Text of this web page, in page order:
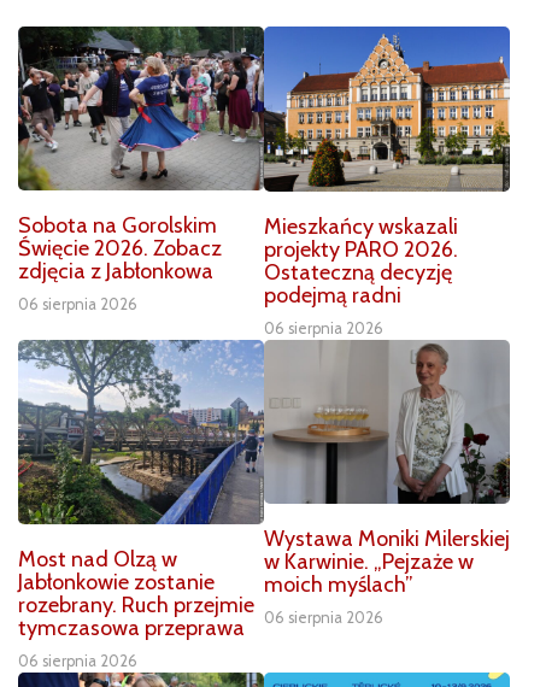
Sobota na Gorolskim
Święcie 2026. Zobacz
zdjęcia z Jabłonkowa
06 sierpnia 2026
Mieszkańcy wskazali
projekty PARO 2026.
Ostateczną decyzję
podejmą radni
06 sierpnia 2026
Most nad Olzą w
Jabłonkowie zostanie
rozebrany. Ruch przejmie
tymczasowa przeprawa
06 sierpnia 2026
Wystawa Moniki Milerskiej
w Karwinie. „Pejzaże w
moich myślach”
06 sierpnia 2026